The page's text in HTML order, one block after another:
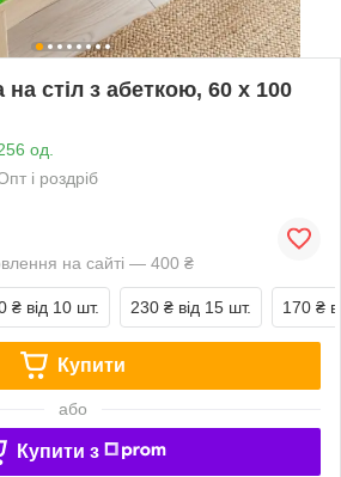
стіл з абеткою, 60 х 100
од.
і роздріб
на сайті — 400 ₴
₴ від 10 шт. 230 ₴ від 15 шт. 170 ₴
Купити
або
Купити з